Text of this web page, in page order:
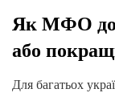
Як МФО
або
Для багатьох